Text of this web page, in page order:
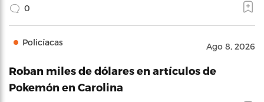
0
Policíacas Ago 8, 2026
Roban miles de dólares en artículos de
Pokemón en Carolina